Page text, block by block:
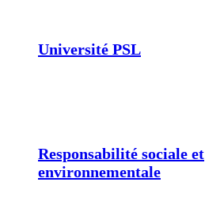
Université PSL
Responsabilité sociale et
environnementale